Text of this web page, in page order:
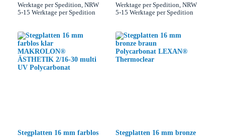
Werktage per Spedition, NRW
5-15 Werktage per Spedition
Werktage per Spedition, NRW
5-15 Werktage per Spedition
Stegplatten 16 mm farblos
Stegplatten 16 mm bronze